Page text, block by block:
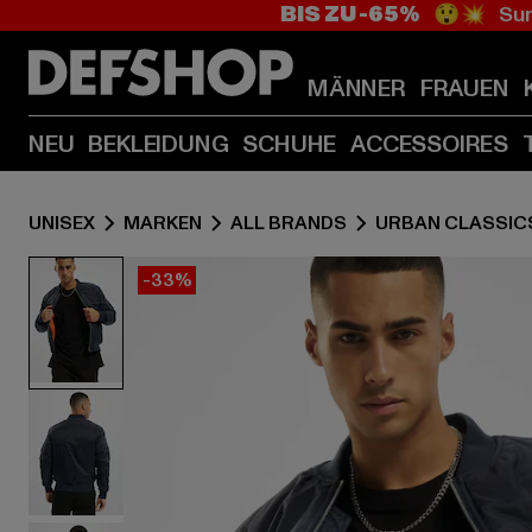
BIS ZU -65% 😲💥
MÄNNER FRAUEN
NEU BEKLEIDUNG SCHUHE ACCESSOIRES
UNISEX MARKEN ALL BRANDS URBAN
-33%